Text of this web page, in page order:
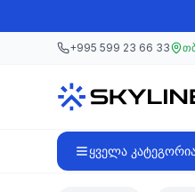
მთავარ კონტენტზე
+995 599 23 66 33
ყველა